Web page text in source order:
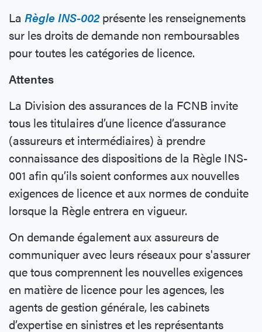
La Règle INS-002présente les renseignements
sur les droits de demande non remboursables
pour toutes les catégories de licence.
Attentes
La Division des assurances de la FCNB invite
tous les titulaires d’une licence d’assurance
(assureurs et intermédiaires) à prendre
connaissance des dispositions de la Règle INS-
001 afin qu’ils soient conformes aux nouvelles
exigences de licence et aux normes de conduite
lorsque la Règle entrera en vigueur.
On demande également aux assureurs de
communiquer avec leurs réseaux pour s'assurer
que tous comprennent les nouvelles exigences
en matière de licence pour les agences, les
agents de gestion générale, les cabinets
d’expertise en sinistres et les représentants